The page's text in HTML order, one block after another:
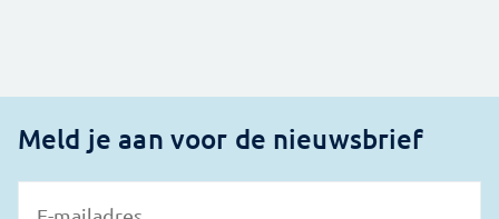
Meld je aan voor de nieuwsbrief